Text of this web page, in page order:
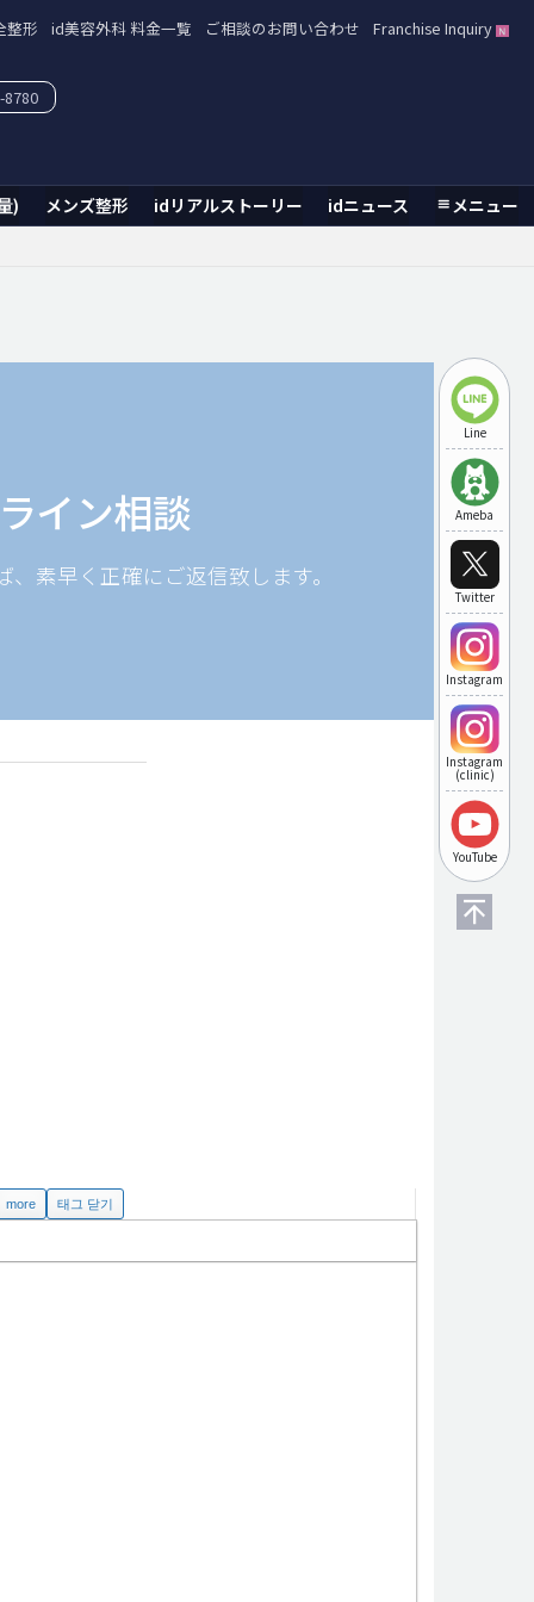
整形 id美容外科 料金一覧 ご相談のお問い合わせ Franchise Inquiry
) メンズ整形 idリアルストーリー idニュース メニュー
8780
Line
Ameba
Twitter
Instagram
Instagram
(clinic)
YouTube
イン相談
素早く正確にご返信致します。